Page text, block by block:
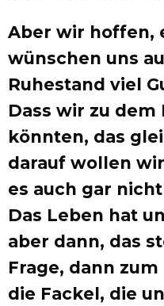
Aber wir hoffen,
wünschen uns
Ruhestand viel
Dass wir zu
könnten, das
darauf wollen
es auch gar
Das Leben hat
aber dann, das
Frage, dann
die Fackel, die